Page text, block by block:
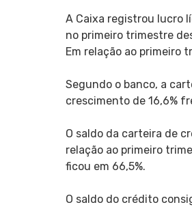
A Caixa registrou lucro
no primeiro trimestre
Em relação ao primeiro
Segundo o banco, a
crescimento de 16,6%
O saldo da carteira de
relação ao primeiro
ficou em 66,5%.
O saldo do crédito